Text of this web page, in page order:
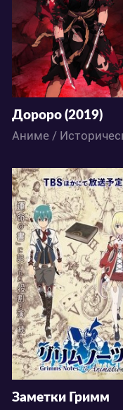
226 888
Дороро (2019)
22980
12 30
Заметки Гримм